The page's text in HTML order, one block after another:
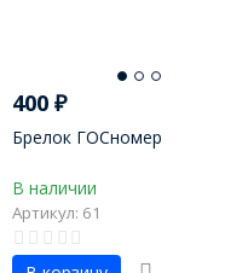
400 ₽
Брелок ГОСномер
В наличии
Артикул: 61